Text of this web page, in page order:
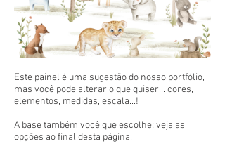
Este painel é uma sugestão do nosso portfólio,
mas você pode alterar o que quiser... cores,
elementos, medidas, escala...!
A base também você que escolhe: veja as
opções ao final desta página.